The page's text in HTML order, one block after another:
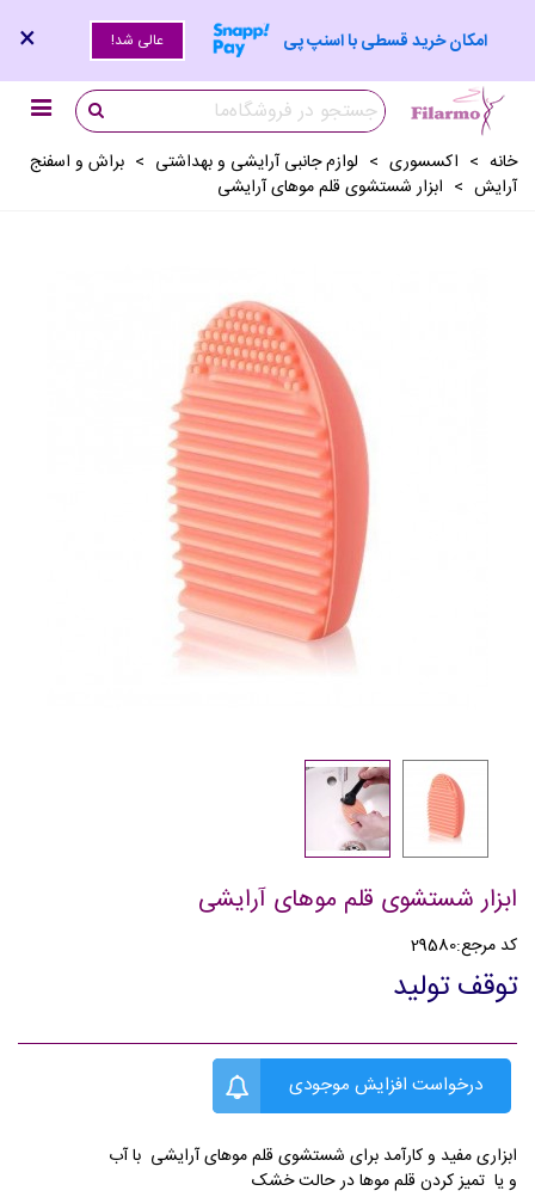
امکان خرید قسطی با اسنپ پی عالی شد! ×
خانه > اکسسوری > لوازم جانبی آرايشی و بهداشتی > براش و اسفنج
آرایش > ابزار شستشوی قلم موهای آرایشی
ابزار شستشوی قلم موهای آرایشی
کد مرجع:29580
توقف تولید
درخواست افزایش موجودی
ابزاری مفید و کارآمد برای شستشوی قلم موهای آرایشی با آب
و یا تمیز کردن قلم موها در حالت خشک